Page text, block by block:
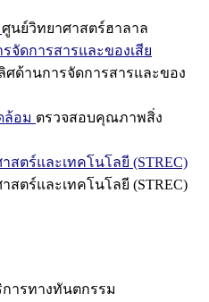
ศูนย์วิทยาศาสตร์ฮาลาล
จัดการสารและของเสีย
ศด้านการจัดการสารและของ
ล้อม ตรวจสอบคุณภาพสิ่ง
สตร์และเทคโนโลยี (STREC)
สตร์และเทคโนโลยี (STREC)
การทางทันตกรรม